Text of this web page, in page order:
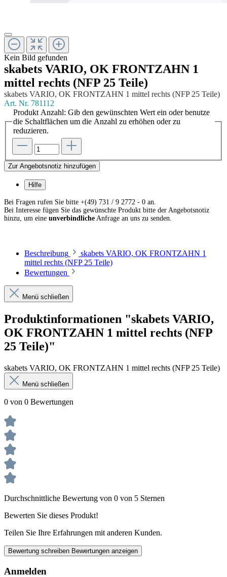
Kein Bild gefunden
skabets VARIO, OK FRONTZAHN 1
mittel rechts (NFP 25 Teile)
skabets VARIO, OK FRONTZAHN 1 mittel rechts (NFP 25 Teile)
Art. Nr. 781112
Produkt Anzahl: Gib den gewünschten Wert ein oder benutze
die Schaltflächen um die Anzahl zu erhöhen oder zu
reduzieren.
Zur Angebotsnotiz hinzufügen
Hilfe
Bei Fragen rufen Sie bitte +(49) 731 / 9 2772 - 0 an.
Bei Interesse fügen Sie das gewünschte Produkt bitte der Angebotsnotiz
hinzu, um eine unverbindliche Anfrage an uns zu senden.
Beschreibung
skabets VARIO, OK FRONTZAHN 1
mittel rechts (NFP 25 Teile)
Bewertungen
Menü schließen
Produktinformationen "skabets VARIO,
OK FRONTZAHN 1 mittel rechts (NFP
25 Teile)"
skabets VARIO, OK FRONTZAHN 1 mittel rechts (NFP 25 Teile)
Menü schließen
0 von 0 Bewertungen
Durchschnittliche Bewertung von 0 von 5 Sternen
Bewerten Sie dieses Produkt!
Teilen Sie Ihre Erfahrungen mit anderen Kunden.
Bewertung schreiben Bewertungen anzeigen
Anmelden